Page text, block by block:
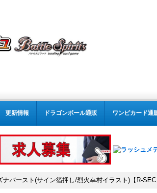
更新情報 ドラゴンボール通販 ワンピカード通
バースト(サイン箔押し/烈火幸村イラスト)【R-SEC